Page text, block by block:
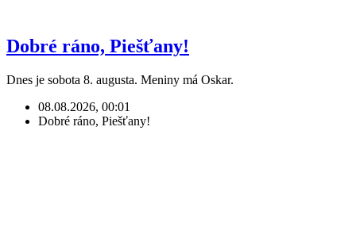
Dobré ráno, Piešťany!
Dnes je sobota 8. augusta. Meniny má Oskar.
08.08.2026, 00:01
Dobré ráno, Piešťany!